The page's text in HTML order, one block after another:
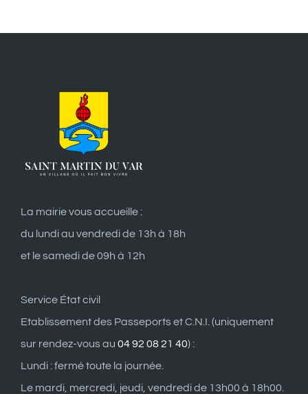
La mairie vous accueille :
du lundi au vendredi de 13h à 18h
et le samedi de 09h à 12h
Service État civil
Etablissement des Passeports et C.N.I. (uniquement
sur rendez-vous au 04 92 08 21 40) :
Lundi : fermé toute la journée.
Le mardi, mercredi, jeudi, vendredi de 13h00 à 18h00.